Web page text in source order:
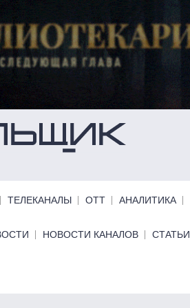
ТЕЛЕКАНАЛЫ ОТТ АНАЛИТИКА
НОВОСТИ КАНАЛОВ СТАТЬИ